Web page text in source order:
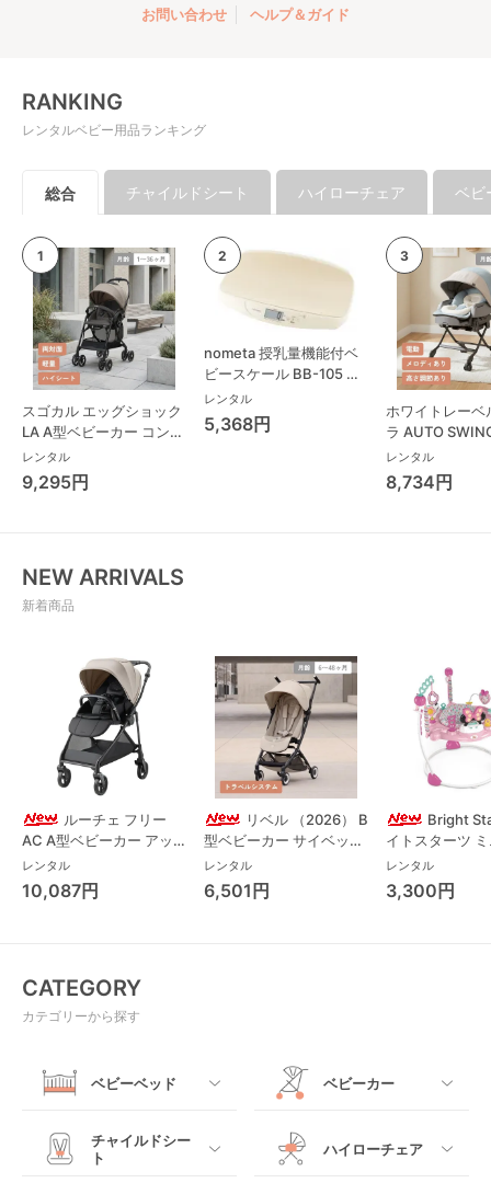
お問い合わせ ヘルプ＆ガイド
RANKING
レンタルベビー用品ランキング
総合 チャイルドシート ハイローチェア ベビ
スゴカル エッグショック
LA A型ベビーカー コンビ
(Combi)
レンタル
9,295円
nometa 授乳量機能付ベ
ビースケール BB-105 タ
ニタ(TANITA) ベビースケ
ール・体重計
レンタル
5,368円
ホワイトレーベ
ラ AUTO
Long スリープ
コンビ(Combi)
チェア・ベビー
レンタル
8,734円
NEW ARRIVALS
新着商品
ルーチェ フリー
AC A型ベビーカー アッ
プリカ(Aprica) A型ベビ
ーカー アップリカ
(Aprica)
レンタル
10,087円
リベル （2026） B
型ベビーカー サイベック
ス(cybex)
レンタル
6,501円
Bright
イトスターツ
ス フォーエバ
レンド ジャン
パルー キッズ
レンタル
3,300円
CATEGORY
カテゴリーから探す
ベビーベッド
すべて
ベビーカー
すべて
チャイルドシー
ト
ハイローチェア